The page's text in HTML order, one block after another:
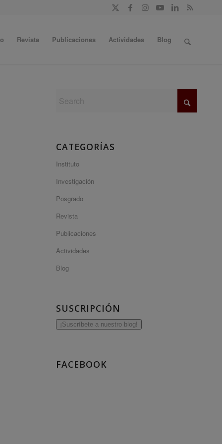
Revista Publicaciones Actividades Blog
CATEGORÍAS
Instituto
Investigación
Posgrado
Revista
Publicaciones
Actividades
Blog
SUSCRIPCIÓN
¡Suscríbete a nuestro blog!
FACEBOOK